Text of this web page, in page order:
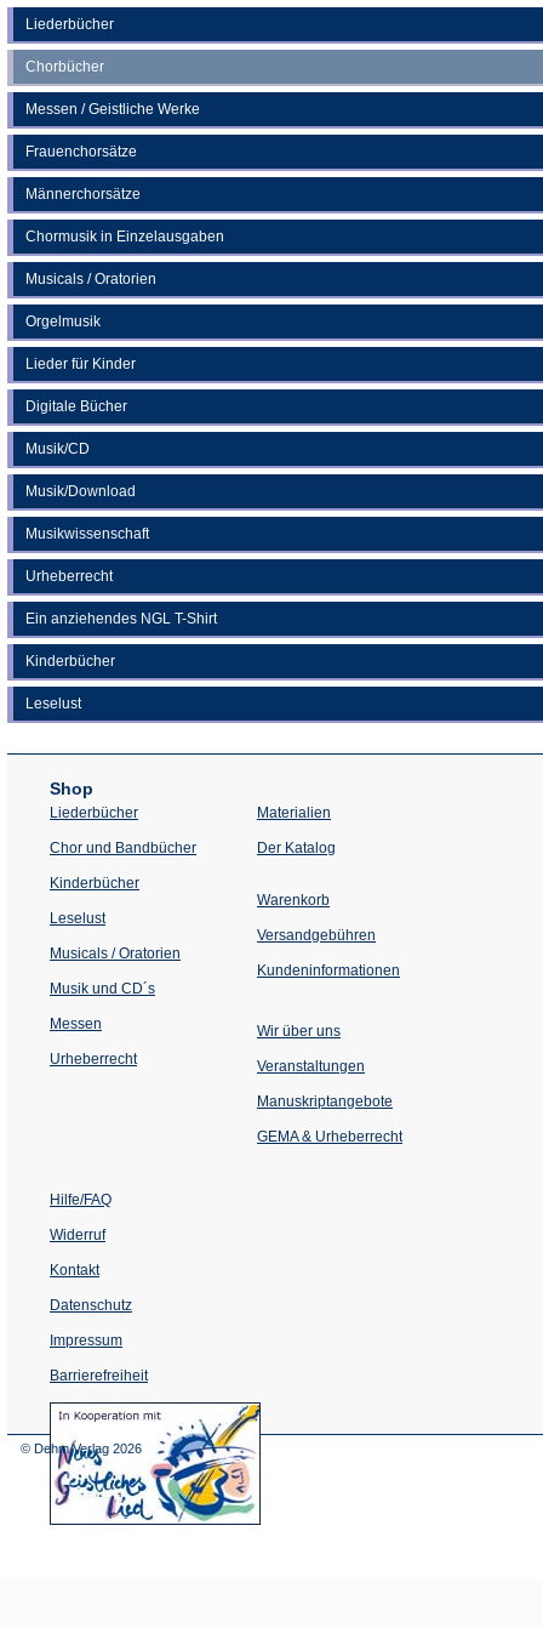
Liederbücher
Chorbücher
Messen / Geistliche Werke
Frauenchorsätze
Männerchorsätze
Chormusik in Einzelausgaben
Musicals / Oratorien
Orgelmusik
Lieder für Kinder
Digitale Bücher
Musik/CD
Musik/Download
Musikwissenschaft
Urheberrecht
Ein anziehendes NGL T-Shirt
Kinderbücher
Leselust
Shop
Liederbücher
Chor und Bandbücher
Kinderbücher
Leselust
Musicals / Oratorien
Musik und CD´s
Messen
Urheberrecht
Materialien
Der Katalog
Warenkorb
Versandgebühren
Kundeninformationen
Wir über uns
Veranstaltungen
einem
Tab)
Manuskriptangebote
GEMA & Urheberrecht
Hilfe/FAQ
Widerruf
Kontakt
Datenschutz
Impressum
Barrierefreiheit
(Öffnet
in
© Dehm Verlag 2026